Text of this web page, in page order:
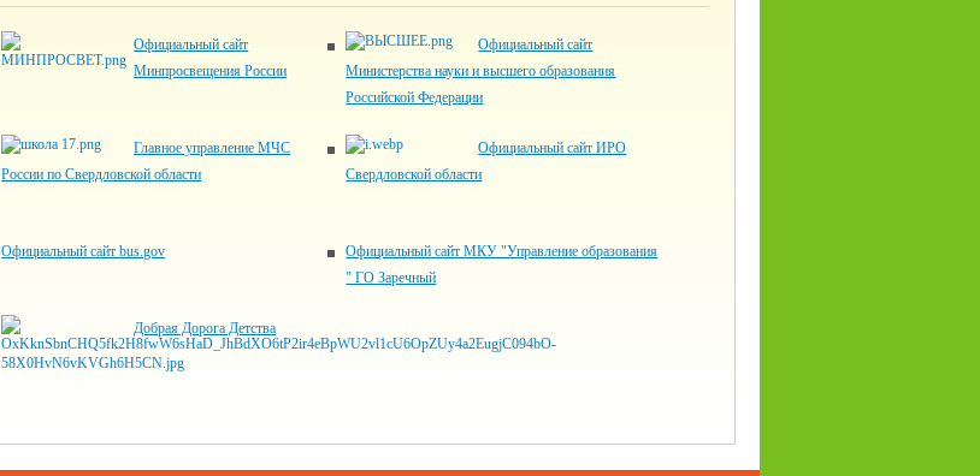
Официальный сайт
Минпросвещения России
Официальный сайт
Министерства науки и высшего образования
Российской Федерации
Главное управление МЧС
России по Свердловской области
Официальный сайт ИРО
Свердловской области
Официальный сайт bus.gov
Официальный сайт МКУ "Управление образования
" ГО Заречный
Добрая Дорога Детства